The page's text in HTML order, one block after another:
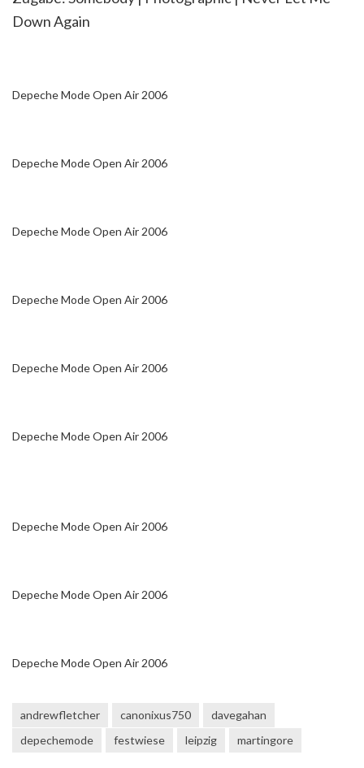
Down Again
Depeche Mode Open Air 2006
Depeche Mode Open Air 2006
Depeche Mode Open Air 2006
Depeche Mode Open Air 2006
Depeche Mode Open Air 2006
Depeche Mode Open Air 2006
Depeche Mode Open Air 2006
Depeche Mode Open Air 2006
Depeche Mode Open Air 2006
andrewfletcher canonixus750
davegahan
depechemode
festwiese leipzig martingore